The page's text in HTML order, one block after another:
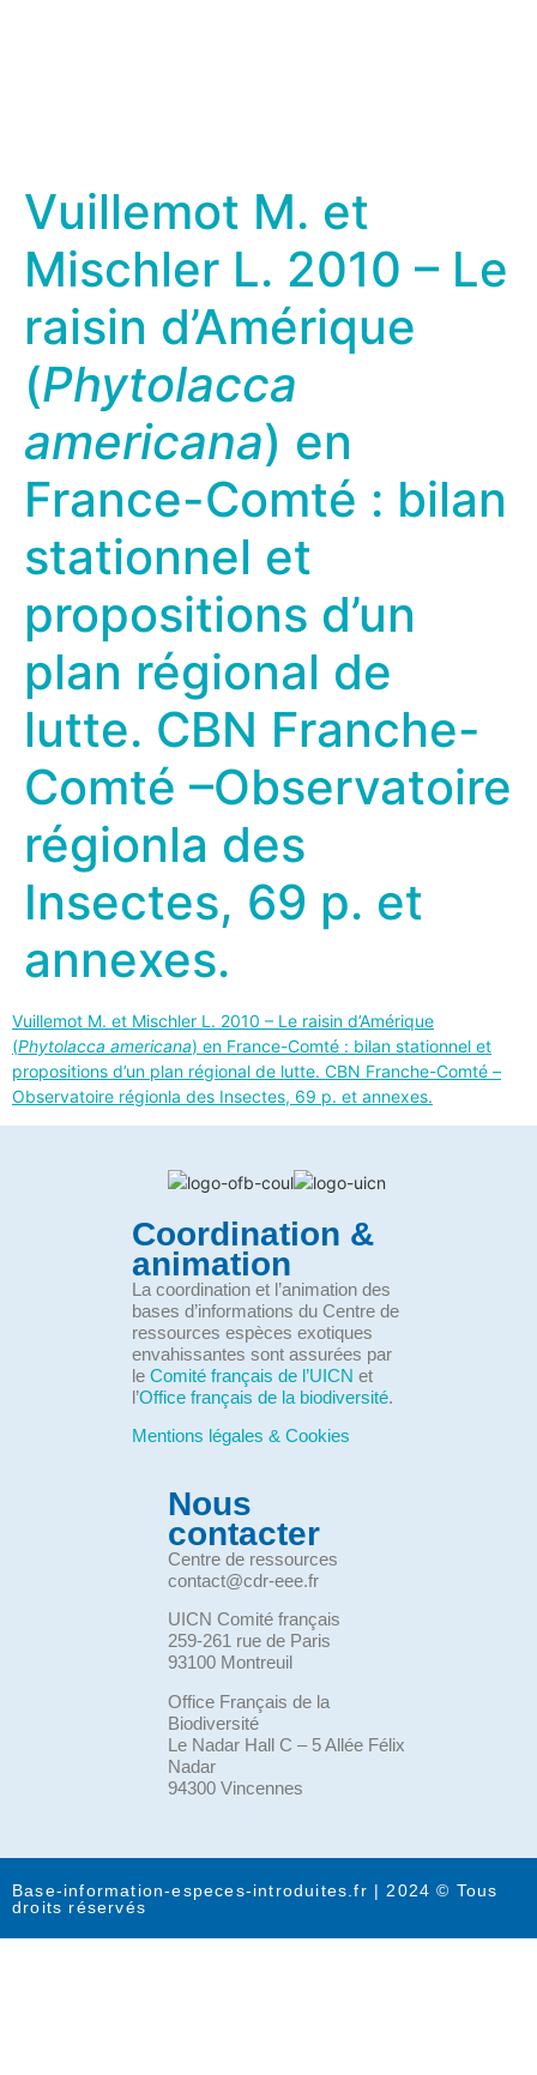
Vuillemot M. et
Mischler L. 2010 – Le
raisin d’Amérique
(Phytolacca
americana) en
France-Comté : bilan
stationnel et
propositions d’un
plan régional de
lutte. CBN Franche-
Comté –Observatoire
régionla des
Insectes, 69 p. et
annexes.
Vuillemot M. et Mischler L. 2010 – Le raisin d’Amérique
(Phytolacca americana) en France-Comté : bilan stationnel et
propositions d’un plan régional de lutte. CBN Franche-Comté –
Observatoire régionla des Insectes, 69 p. et annexes.
Coordination &
animation
La coordination et l’animation des
bases d’informations du Centre de
ressources espèces exotiques
envahissantes sont assurées par
le Comité français de l’UICN et
l’Office français de la biodiversité.
Mentions légales & Cookies
Nous
contacter
Centre de ressources
contact@cdr-eee.fr
UICN Comité français
259-261 rue de Paris
93100 Montreuil
Office Français de la
Biodiversité
Le Nadar Hall C – 5 Allée Félix
Nadar
94300 Vincennes
Base-information-especes-introduites.fr | 2024 © Tous
droits réservés